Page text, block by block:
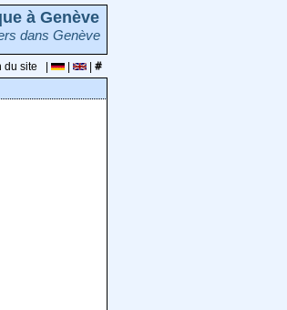
à Genève
dans Genève
du site